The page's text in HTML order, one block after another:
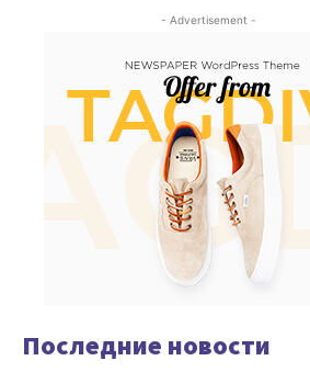
- Advertisement -
Последние новости